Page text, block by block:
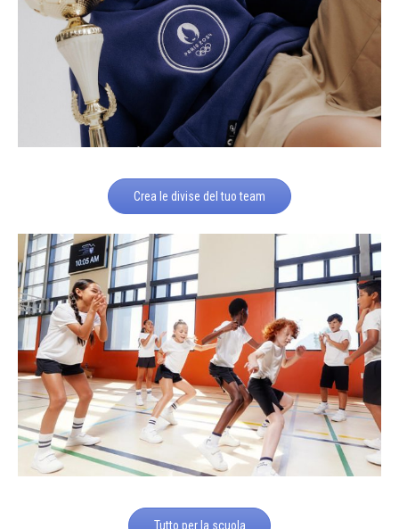
Crea le divise del tuo team
Tutto per la scuola